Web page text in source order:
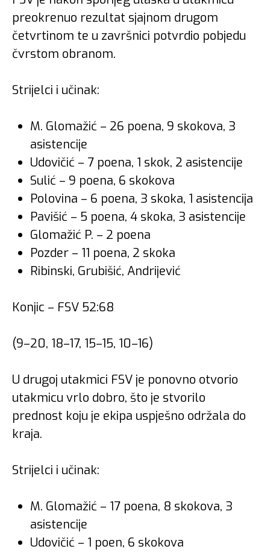
preokrenuo rezultat sjajnom drugom
četvrtinom te u završnici potvrdio pobjedu
čvrstom obranom.
Strijelci i učinak:
M. Glomažić – 26 poena, 9 skokova, 3
asistencije
Udovičić – 7 poena, 1 skok, 2 asistencije
Sulić – 9 poena, 6 skokova
Polovina – 6 poena, 3 skoka, 1 asistencija
Pavišić – 5 poena, 4 skoka, 3 asistencije
Glomažić P. – 2 poena
Pozder – 11 poena, 2 skoka
Ribinski, Grubišić, Andrijević
Konjic – FSV 52:68
(9–20, 18–17, 15–15, 10–16)
U drugoj utakmici FSV je ponovno otvorio
utakmicu vrlo dobro, što je stvorilo
prednost koju je ekipa uspješno održala do
kraja.
Strijelci i učinak:
M. Glomažić – 17 poena, 8 skokova, 3
asistencije
Udovičić – 1 poen, 6 skokova